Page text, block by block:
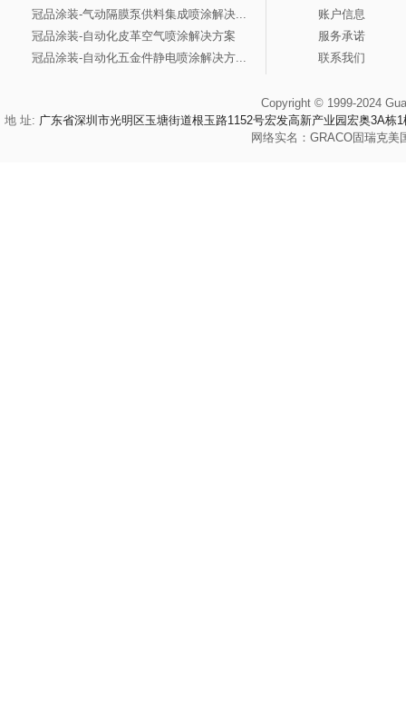
冠品涂装-气动隔膜泵供料集成喷涂解决...
冠品涂装-自动化皮革空气喷涂解决方案
冠品涂装-自动化五金件静电喷涂解决方...
账户信息
服务承诺
联系我们
Copyright © 1999-2024
地 址: 广东省深圳市光明区玉塘街道根玉路1152号宏发高新产业园宏奥3A栋1
网络实名： GRACO固瑞克美